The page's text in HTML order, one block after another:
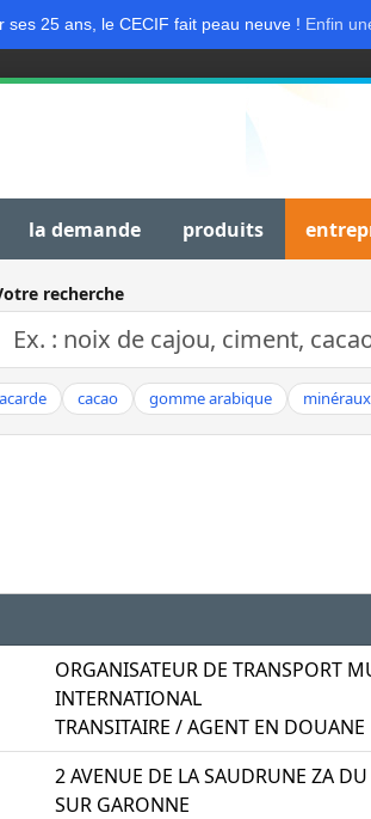
ses 25 ans, le CECIF fait peau neuve ! Enfin
la demande produits
recherche
cacao gomme arabique minéraux
ORGANISATEUR DE TRANSPORT
INTERNATIONAL
TRANSITAIRE / AGENT EN DOUANE
2 AVENUE DE LA SAUDRUNE ZA
SUR GARONNE